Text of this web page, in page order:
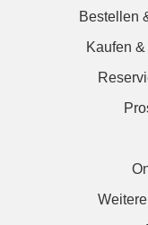
Bestellen
Kaufen